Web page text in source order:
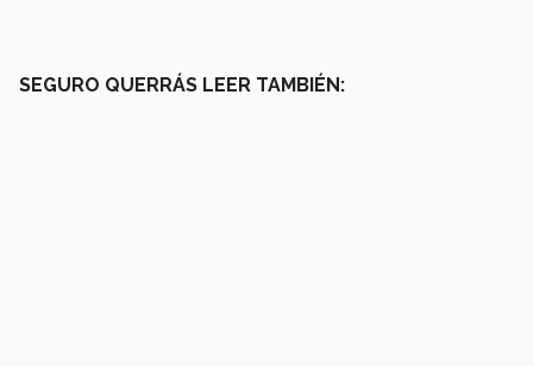
SEGURO QUERRÁS LEER TAMBIÉN: